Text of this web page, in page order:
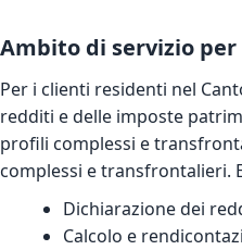
Ambito di servizio
Per i clienti residenti nel
redditi e delle imposte
profili complessi e
complessi e transfrontalieri.
Dichiarazione dei
Calcolo e